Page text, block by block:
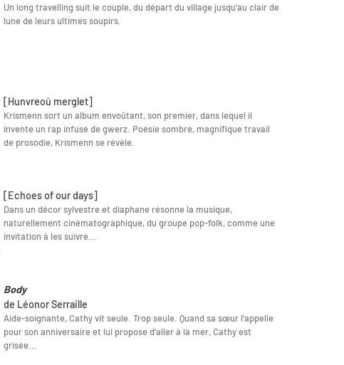
Un long travelling suit le couple, du départ du village jusqu'au clair de
lune de leurs ultimes soupirs.
[Hunvreoù merglet]
Krismenn sort un album envoûtant, son premier, dans lequel il
invente un rap infusé de gwerz. Poésie sombre, magnifique travail
de prosodie, Krismenn se révèle.
[Echoes of our days]
Dans un décor sylvestre et diaphane résonne la musique,
naturellement cinématographique, du groupe pop-folk, comme une
invitation à les suivre...
Body
de Léonor Serraille
Aide-soignante, Cathy vit seule. Trop seule. Quand sa sœur l'appelle
pour son anniversaire et lui propose d'aller à la mer, Cathy est
grisée...